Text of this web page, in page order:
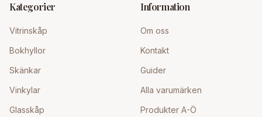
Kategorier
Vitrinskåp
Bokhyllor
Skänkar
Vinkylar
Glasskåp
Information
Om oss
Kontakt
Guider
Alla varumärken
Produkter A-Ö